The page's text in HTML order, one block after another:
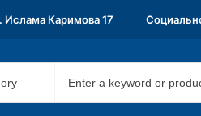
Ислама Каримова 17